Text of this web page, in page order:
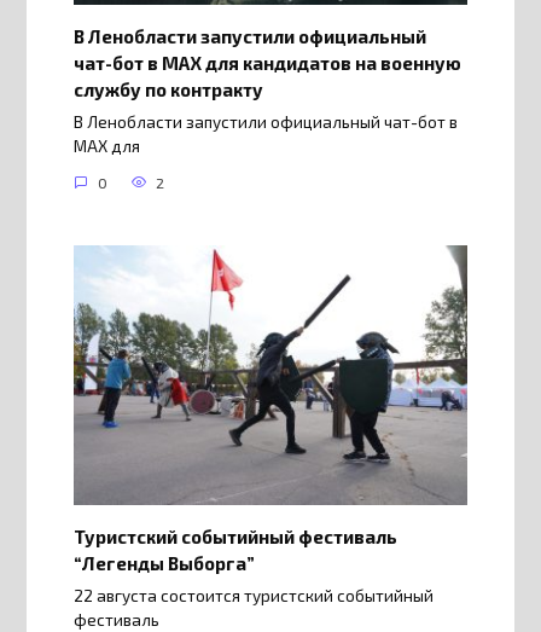
В Ленобласти запустили официальный
чат-бот в МАХ для кандидатов на военную
службу по контракту
В Ленобласти запустили официальный чат-бот в
МАХ для
0 2
Туристский событийный фестиваль
“Легенды Выборга”
22 августа состоится туристский событийный
фестиваль